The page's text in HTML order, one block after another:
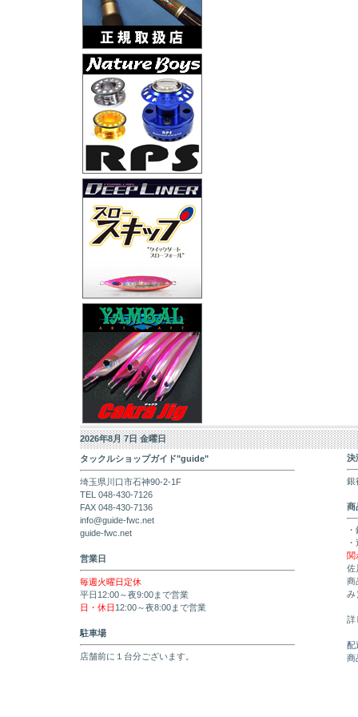
2026年8月 7日 金曜日
タックルショップガイド"guide"
埼玉県川口市石神90-2-1F
TEL 048-430-7126
FAX 048-430-7136
info@guide-fwc.net
guide-fwc.net
営業日
毎週火曜日定休
平日12:00～夜9:00まで営業
日・休日 12:00～夜8:00まで営業
駐車場
店舗前に１台分ございます。
決
銀
商
関
佐
商
み
詳
配
商